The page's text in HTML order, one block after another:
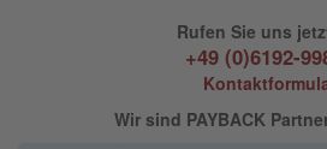
Rufen Sie uns
+49 (0)6192-
Wir sind PAYBACK